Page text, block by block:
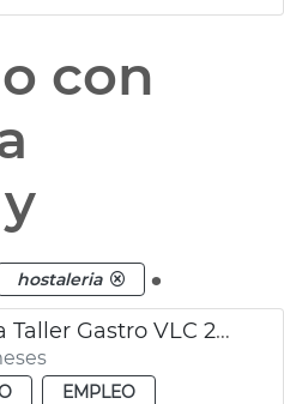
con
y
hostaleria .
Formación Escuela Taller Gastro VLC 2024 València
EMPLEO